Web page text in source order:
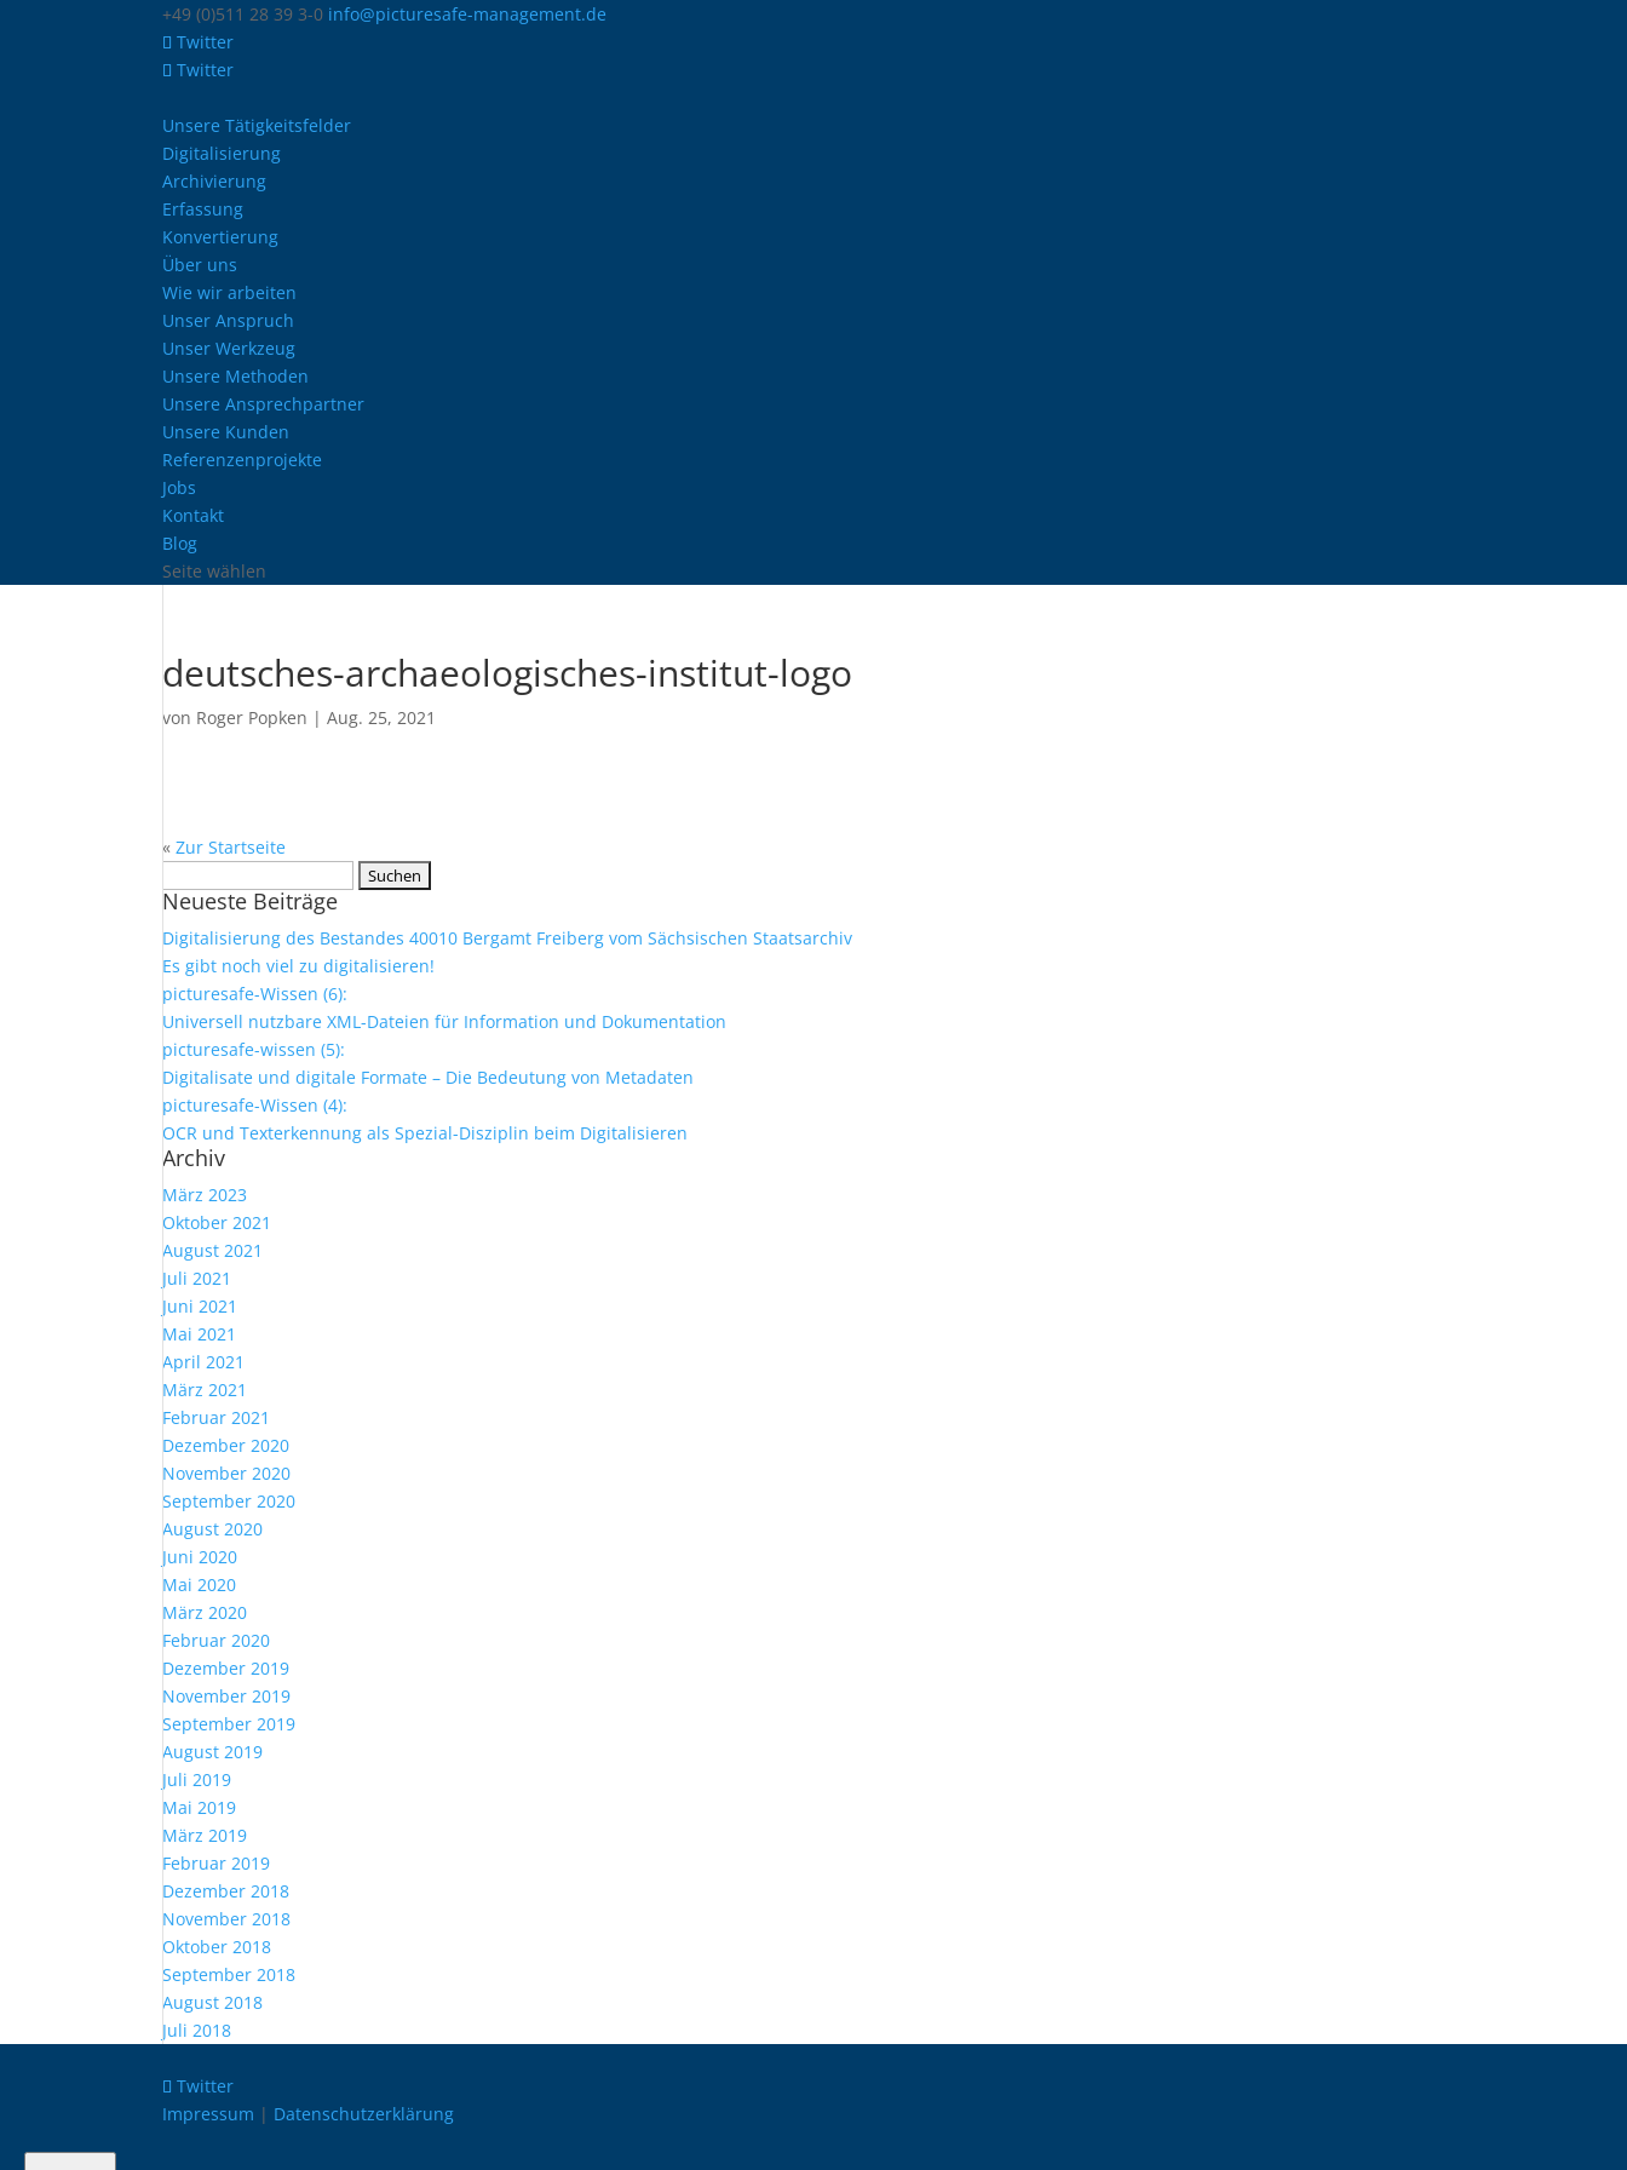
+49 (0)511 28 39 3-0 info@picturesafe-management.de
Twitter
Twitter
Unsere Tätigkeitsfelder
Digitalisierung
Archivierung
Erfassung
Konvertierung
Über uns
Wie wir arbeiten
Unser Anspruch
Unser Werkzeug
Unsere Methoden
Unsere Ansprechpartner
Unsere Kunden
Referenzenprojekte
Jobs
Kontakt
Blog
Seite wählen
deutsches-archaeologisches-institut-logo
von Roger Popken |Aug. 25, 2021
«Zur Startseite
nach:
Neueste Beiträge
Digitalisierung des Bestandes 40010 Bergamt Freiberg vom Sächsischen Staatsarchiv
Es gibt noch viel zu digitalisieren!
picturesafe-Wissen (6):
Universell nutzbare XML-Dateien für Information und Dokumentation
picturesafe-wissen (5):
Digitalisate und digitale Formate – Die Bedeutung von Metadaten
picturesafe-Wissen (4):
OCR und Texterkennung als Spezial-Disziplin beim Digitalisieren
Archiv
März 2023
Oktober 2021
August 2021
Juli 2021
Juni 2021
Mai 2021
April 2021
März 2021
Februar 2021
Dezember 2020
November 2020
September 2020
August 2020
Juni 2020
Mai 2020
März 2020
Februar 2020
Dezember 2019
November 2019
September 2019
August 2019
Juli 2019
Mai 2019
März 2019
Februar 2019
Dezember 2018
November 2018
Oktober 2018
September 2018
August 2018
Juli 2018
Twitter
Impressum | Datenschutzerklärung